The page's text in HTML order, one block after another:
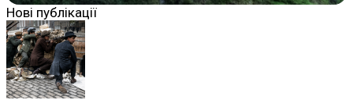
Нові публікації